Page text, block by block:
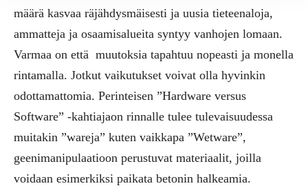
määrä kasvaa räjähdysmäisesti ja uusia tieteenaloja,
ammatteja ja osaamisalueita syntyy vanhojen lomaan.
Varmaa on että muutoksia tapahtuu nopeasti ja monella
rintamalla. Jotkut vaikutukset voivat olla hyvinkin
odottamattomia. Perinteisen ”Hardware versus
Software” -kahtiajaon rinnalle tulee tulevaisuudessa
muitakin ”wareja” kuten vaikkapa ”Wetware”,
geenimanipulaatioon perustuvat materiaalit, joilla
voidaan esimerkiksi paikata betonin halkeamia.